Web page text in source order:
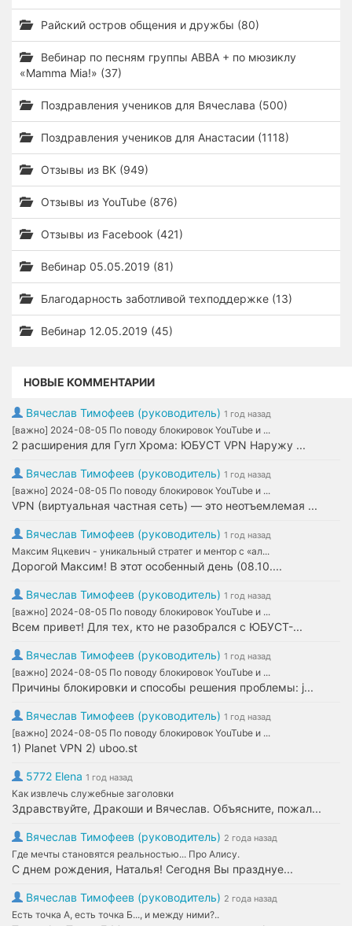
Райский остров общения и дружбы (80)
Вебинар по песням группы ABBA + по мюзиклу
«Mamma Mia!» (37)
Поздравления учеников для Вячеслава (500)
Поздравления учеников для Анастасии (1118)
Отзывы из ВК (949)
Отзывы из YouTube (876)
Отзывы из Facebook (421)
Вебинар 05.05.2019 (81)
Благодарность заботливой техподдержке (13)
Вебинар 12.05.2019 (45)
НОВЫЕ КОММЕНТАРИИ
Вячеслав Тимофеев (руководитель) 1 год назад
[важно] 2024-08-05 По поводу блокировок YouTube и ...
2 расширения для Гугл Хрома: ЮБУСТ VPN Наружу ...
Вячеслав Тимофеев (руководитель) 1 год назад
[важно] 2024-08-05 По поводу блокировок YouTube и ...
VPN (виртуальная частная сеть) — это неотъемлемая ...
Вячеслав Тимофеев (руководитель) 1 год назад
Максим Яцкевич - уникальный стратег и ментор с «ал...
Дорогой Максим! В этот особенный день (08.10....
Вячеслав Тимофеев (руководитель) 1 год назад
[важно] 2024-08-05 По поводу блокировок YouTube и ...
Всем привет! Для тех, кто не разобрался с ЮБУСТ-...
Вячеслав Тимофеев (руководитель) 1 год назад
[важно] 2024-08-05 По поводу блокировок YouTube и ...
Причины блокировки и способы решения проблемы: j...
Вячеслав Тимофеев (руководитель) 1 год назад
[важно] 2024-08-05 По поводу блокировок YouTube и ...
1) Planet VPN 2) uboo.st
5772 Elena 1 год назад
Как извлечь служебные заголовки
Здравствуйте, Дракоши и Вячеслав. Объясните, пожал...
Вячеслав Тимофеев (руководитель) 2 года назад
Где мечты становятся реальностью... Про Алису.
С днем рождения, Наталья! Сегодня Вы празднуе...
Вячеслав Тимофеев (руководитель) 2 года назад
Есть точка А, есть точка Б..., и между ними?..